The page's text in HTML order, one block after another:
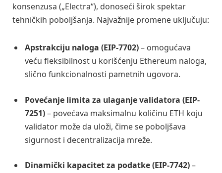
konsenzusa („Electra“), donoseći širok spektar
tehničkih poboljšanja. Najvažnije promene uključuju:
Apstrakciju naloga (EIP-7702)– omogućava
veću fleksibilnost u korišćenju Ethereum naloga,
slično funkcionalnosti pametnih ugovora.
Povećanje limita za ulaganje validatora (EIP-
7251)– povećava maksimalnu količinu ETH koju
validator može da uloži, čime se poboljšava
sigurnost i decentralizacija mreže.
Dinamički kapacitet za podatke (EIP-7742)–